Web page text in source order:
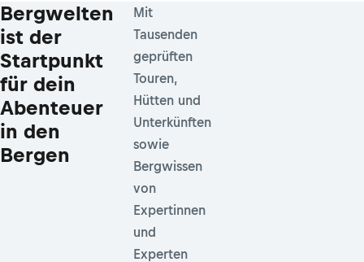
Bergwelten
ist der
Startpunkt
für dein
Abenteuer
in den
Bergen
Mit
Tausenden
geprüften
Touren,
Hütten und
Unterkünften
sowie
Bergwissen
von
Expertinnen
und
Experten